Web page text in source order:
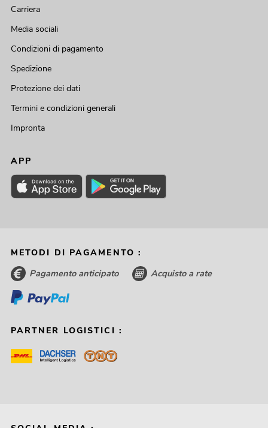
Carriera
Media sociali
Condizioni di pagamento
Spedizione
Protezione dei dati
Termini e condizioni generali
Impronta
APP
METODI DI PAGAMENTO :
Pagamento anticipato Acquisto a rate
PARTNER LOGISTICI :